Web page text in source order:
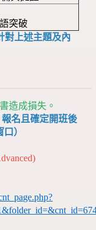
突破
對上述主題及內
造成損失。
報名且確定開班後
）